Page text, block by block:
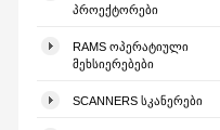
ᲞᲠᲝᲔᲥᲢᲝᲠᲔᲑᲘ
RAMS ᲝᲞᲔᲠᲐᲢᲘᲣᲚᲘ
ᲛᲔᲮᲡᲘᲔᲠᲔᲑᲔᲑᲘ
SCANNERS ᲡᲙᲐᲜᲔᲠᲔᲑᲘ